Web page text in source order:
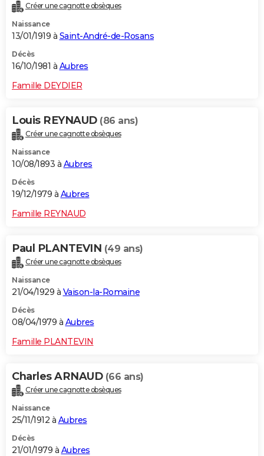
Créer une cagnotte obsèques
Naissance
13/01/1919 à Saint-André-de-Rosans
Décès
16/10/1981 à Aubres
Famille DEYDIER
Louis REYNAUD (86 ans)
Créer une cagnotte obsèques
Naissance
10/08/1893 à Aubres
Décès
19/12/1979 à Aubres
Famille REYNAUD
Paul PLANTEVIN (49 ans)
Créer une cagnotte obsèques
Naissance
21/04/1929 à Vaison-la-Romaine
Décès
08/04/1979 à Aubres
Famille PLANTEVIN
Charles ARNAUD (66 ans)
Créer une cagnotte obsèques
Naissance
25/11/1912 à Aubres
Décès
21/01/1979 à Aubres